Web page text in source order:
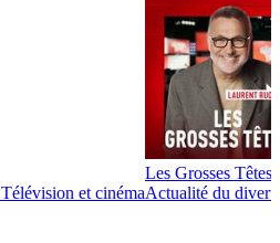
et cinéma
Les Grosses Têtes
Actualité du